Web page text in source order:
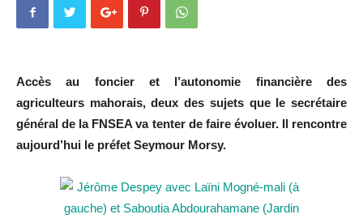
Accès au foncier et l’autonomie financière des
agriculteurs mahorais, deux des sujets que le secrétaire
général de la FNSEA va tenter de faire évoluer. Il rencontre
aujourd’hui le préfet Seymour Morsy.